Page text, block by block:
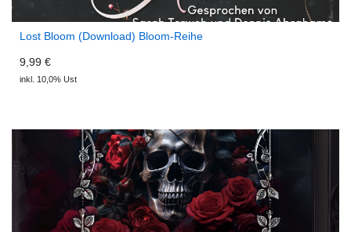
Lost Bloom (Download) Bloom-Reihe
9,99 €
inkl. 10,0% Ust